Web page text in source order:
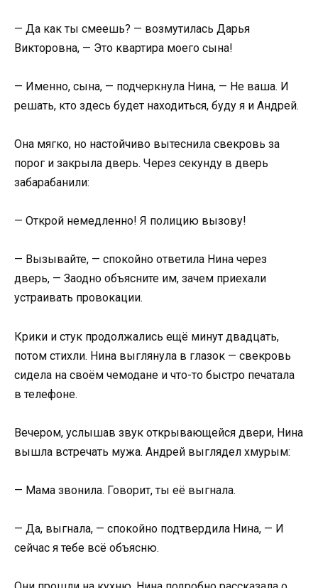
— Да как ты смеешь? — возмутилась Дарья
Викторовна, — Это квартира моего сына!
— Именно, сына, — подчеркнула Нина, — Не ваша. И
решать, кто здесь будет находиться, буду я и Андрей.
Она мягко, но настойчиво вытеснила свекровь за
порог и закрыла дверь. Через секунду в дверь
забарабанили:
— Открой немедленно! Я полицию вызову!
— Вызывайте, — спокойно ответила Нина через
дверь, — Заодно объясните им, зачем приехали
устраивать провокации.
Крики и стук продолжались ещё минут двадцать,
потом стихли. Нина выглянула в глазок — свекровь
сидела на своём чемодане и что-то быстро печатала
в телефоне.
Вечером, услышав звук открывающейся двери, Нина
вышла встречать мужа. Андрей выглядел хмурым:
— Мама звонила. Говорит, ты её выгнала.
— Да, выгнала, — спокойно подтвердила Нина, — И
сейчас я тебе всё объясню.